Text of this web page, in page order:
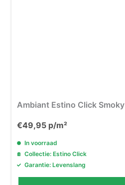
Ambiant Estino Click
€49,95 p/m²
In voorraad
Collectie: Estino Click
Garantie: Levenslang